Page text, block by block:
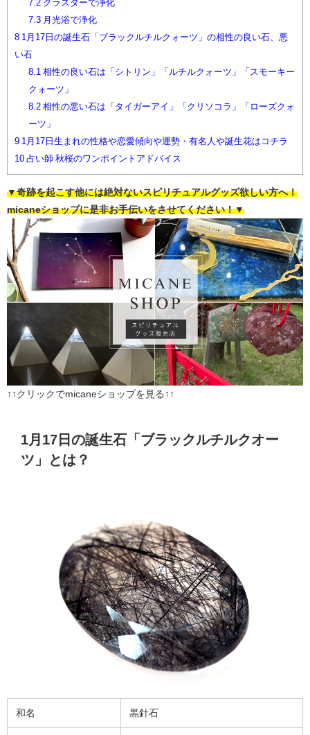
7.2クラスターで浄化
7.3月光浴で浄化
8 1月17日の誕生石「ブラックルチルクォーツ」の相性の良い石、悪
い石
8.1 相性の良い石は「シトリン」「ルチルクォーツ」「スモーキー
クォーツ」
8.2相性の悪い石は「タイガーアイ」「クリソコラ」「ローズクォ
ーツ」
9 1月17日生まれの性格や恋愛傾向や運勢・有名人や誕生花はコチラ
10 占い師 秋桜のワンポイントアドバイス
▼奇跡を起こす他には絶対ないスピリチュアルグッズ欲しい方へ！
micaneショップに是非お手伝いをさせてください！▼
↑↑クリックでmicaneショップを見る↑↑
1月17日の誕生石「ブラックルチルクオー
ツ」とは？
和名 黒針石